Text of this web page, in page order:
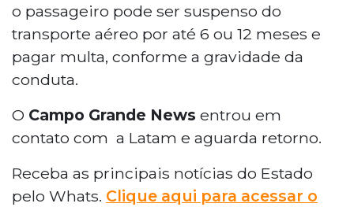
o passageiro pode ser suspenso do
transporte aéreo por até 6 ou 12 meses e
pagar multa, conforme a gravidade da
conduta.
O Campo Grande News entrou em
contato com a Latam e aguarda retorno.
Receba as principais notícias do Estado
pelo Whats. Clique aqui para acessar o